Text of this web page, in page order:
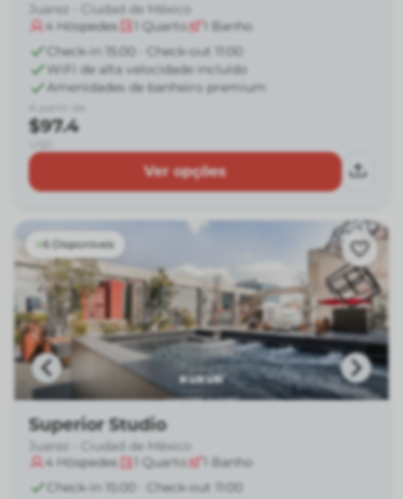
Juarez - Ciudad de México
4 Hóspedes Quarto
Banho
Check-in 15:00 · Check-out 11:00
WiFi de alta velocidade incluído
Amenidades de banheiro premium
$97.4
Ver opções
6 Disponíveis
Superior Studio
Juarez - Ciudad de México
4 Hóspedes Quarto
Banho
Check-in 15:00 · Check-out 11:00